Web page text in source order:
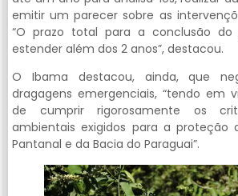
emitir um parecer sobre as
“O prazo total para a conclusão do
estender além dos 2 anos”, destacou.
O Ibama destacou, ainda, que
dragagens emergenciais, “tendo em
de cumprir rigorosamente os
ambientais exigidos para a proteção
Pantanal e da Bacia do Paraguai”.